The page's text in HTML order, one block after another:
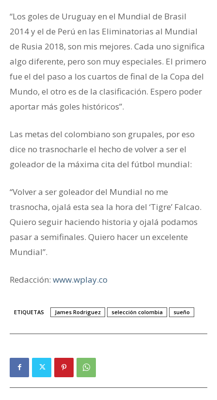
“Los goles de Uruguay en el Mundial de Brasil
2014 y el de Perú en las Eliminatorias al Mundial
de Rusia 2018, son mis mejores. Cada uno significa
algo diferente, pero son muy especiales. El primero
fue el del paso a los cuartos de final de la Copa del
Mundo, el otro es de la clasificación. Espero poder
aportar más goles históricos”.
Las metas del colombiano son grupales, por eso
dice no trasnocharle el hecho de volver a ser el
goleador de la máxima cita del fútbol mundial:
“Volver a ser goleador del Mundial no me
trasnocha, ojalá esta sea la hora del ‘Tigre’ Falcao.
Quiero seguir haciendo historia y ojalá podamos
pasar a semifinales. Quiero hacer un excelente
Mundial”.
Redacción: www.wplay.co
ETIQUETAS James Rodriguez selección colombia sueño